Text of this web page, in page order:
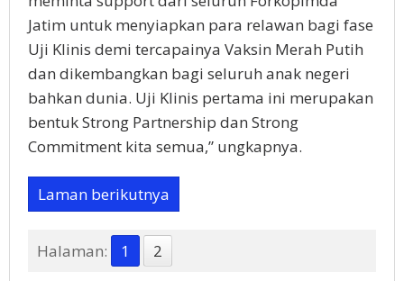
Jatim untuk menyiapkan para relawan bagi fase
Uji Klinis demi tercapainya Vaksin Merah Putih
dan dikembangkan bagi seluruh anak negeri
bahkan dunia. Uji Klinis pertama ini merupakan
bentuk Strong Partnership dan Strong
Commitment kita semua,” ungkapnya.
Laman berikutnya
Halaman: 1 2